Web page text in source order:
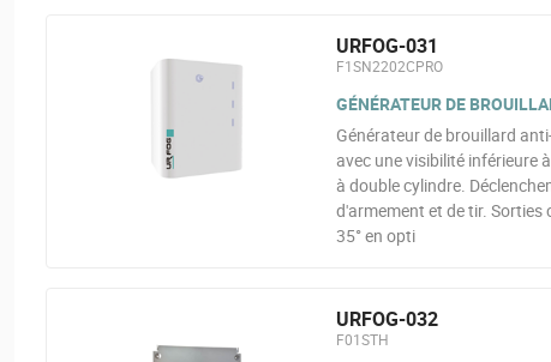
URFOG-031
F1SN2202CPRO
GÉNÉRATEUR DE
Générateur de brouillard
avec une visibilité inférieure
à double cylindre.
d'armement et de tir. Sorties
35° en opti
URFOG-032
F01STH